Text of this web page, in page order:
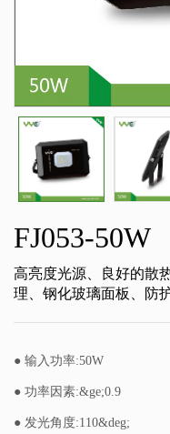
FJ053-50W
高亮度光源、良好的散
理、钢化玻璃面板、防
● 输入功率:50W
● 功率因素:&ge;0.9
● 发光角度:110&deg;